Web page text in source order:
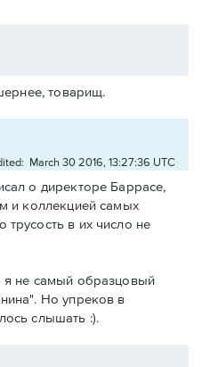
товарищ.
March 30 2016, 13:27:36 UTC
о директоре Баррасе,
и коллекцией самых
в их число не
я не самый образцовый
Но упреков в
слышать :).